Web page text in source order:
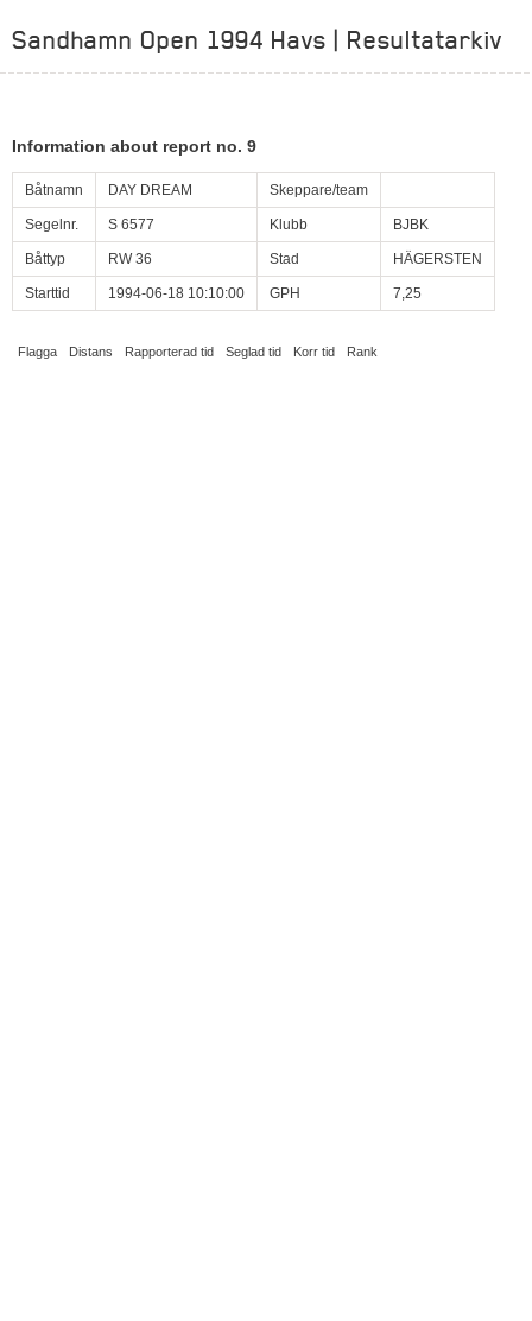
Sandhamn Open 1994 Havs | Resultatarkiv
Information about report no. 9
Båtnamn DAY DREAM Skeppare/team
Segelnr. S 6577 Klubb BJBK
Båttyp RW 36 Stad HÄGERSTEN
Starttid 1994-06-18 10:10:00 GPH 7,25
Flagga Distans Rapporterad tid Seglad tid Korr tid Rank